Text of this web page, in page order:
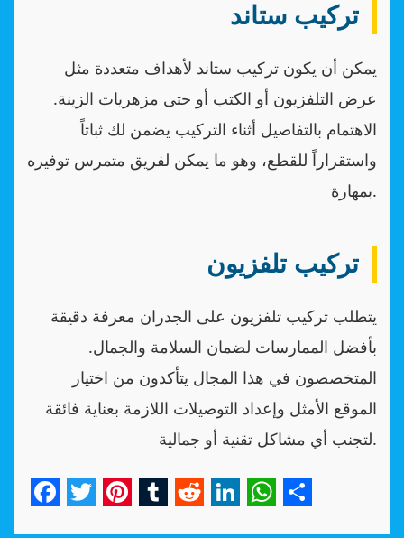
تركيب ستاند
يمكن أن يكون تركيب ستاند لأهداف متعددة مثل
عرض التلفزيون أو الكتب أو حتى مزهريات الزينة.
الاهتمام بالتفاصيل أثناء التركيب يضمن لك ثباتاً
واستقراراً للقطع، وهو ما يمكن لفريق متمرس توفيره
بمهارة.
تركيب تلفزيون
يتطلب تركيب تلفزيون على الجدران معرفة دقيقة
بأفضل الممارسات لضمان السلامة والجمال.
المتخصصون في هذا المجال يتأكدون من اختيار
الموقع الأمثل وإعداد التوصيلات اللازمة بعناية فائقة
لتجنب أي مشاكل تقنية أو جمالية.